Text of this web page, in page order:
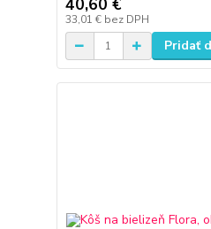
40,60 €
33,01 € bez DPH
Pridať